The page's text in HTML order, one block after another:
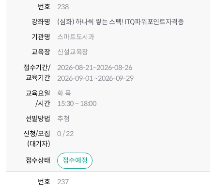
번호
238
강좌명
(심화) 하나씩 쌓는 스펙! ITQ파워포인트자격증
기관명
스마트도시과
교육장
신설교육장
접수기간/
교육기간
2026-08-21~2026-08-26
2026-09-01~2026-09-29
교육요일
/시간
화 목
15:30 ~ 18:00
선발방법
추첨
신청/모집
(대기자)
0 / 22
접수상태 접수예정
번호
237